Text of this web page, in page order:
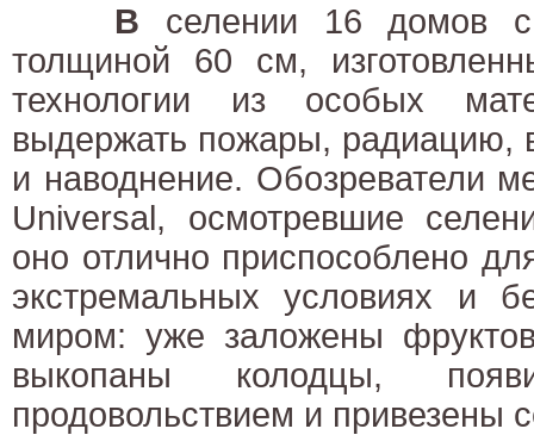
В селении 16 домов
толщиной 60 см,
технологии из особых
выдержать пожары, радиацию,
и наводнение. Обозреватели
Universal, осмотревшие
оно отлично приспособлено
экстремальных условиях и
миром: уже заложены
выкопаны колодцы,
продовольствием и привезены